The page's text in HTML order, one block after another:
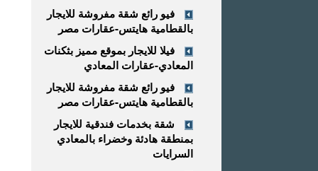
فيو رائع شقة مفروشة للايجار
بالقطامية هايتس-عقارات مصر
فيلا للايجار بموقع مميز بثكنات
المعادي-عقارات المعادي
فيو رائع شقة مفروشة للايجار
بالقطامية هايتس-عقارات مصر
شقة بخدمات فندقية للايجار
بمنطقة هادئة وخضراء بالمعادي
السرايات